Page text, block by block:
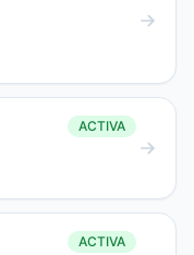
ACTIVA
ACTIVA